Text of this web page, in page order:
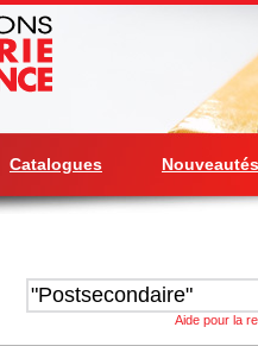
Catalogues Nouveautés
Aide pour la